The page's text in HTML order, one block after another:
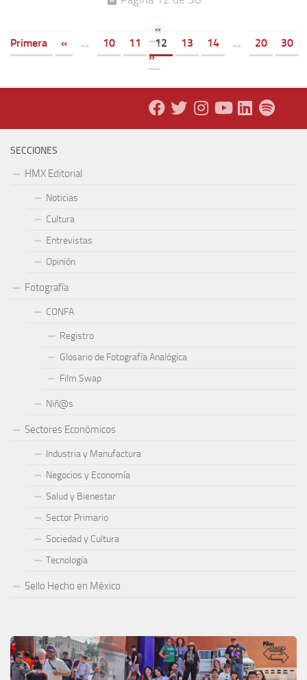
«
Primera
« ... 10 11 12 13 14 ... 20
30
»
SECCIONES
HMX Editorial
Noticias
Cultura
Entrevistas
Opinión
Fotografía
CONFA
Registro
Glosario de Fotografía Analógica
Film Swap
Niñ@s
Sectores Económicos
Industria y Manufactura
Negocios y Economía
Salud y Bienestar
Sector Primario
Sociedad y Cultura
Tecnología
Sello Hecho en México